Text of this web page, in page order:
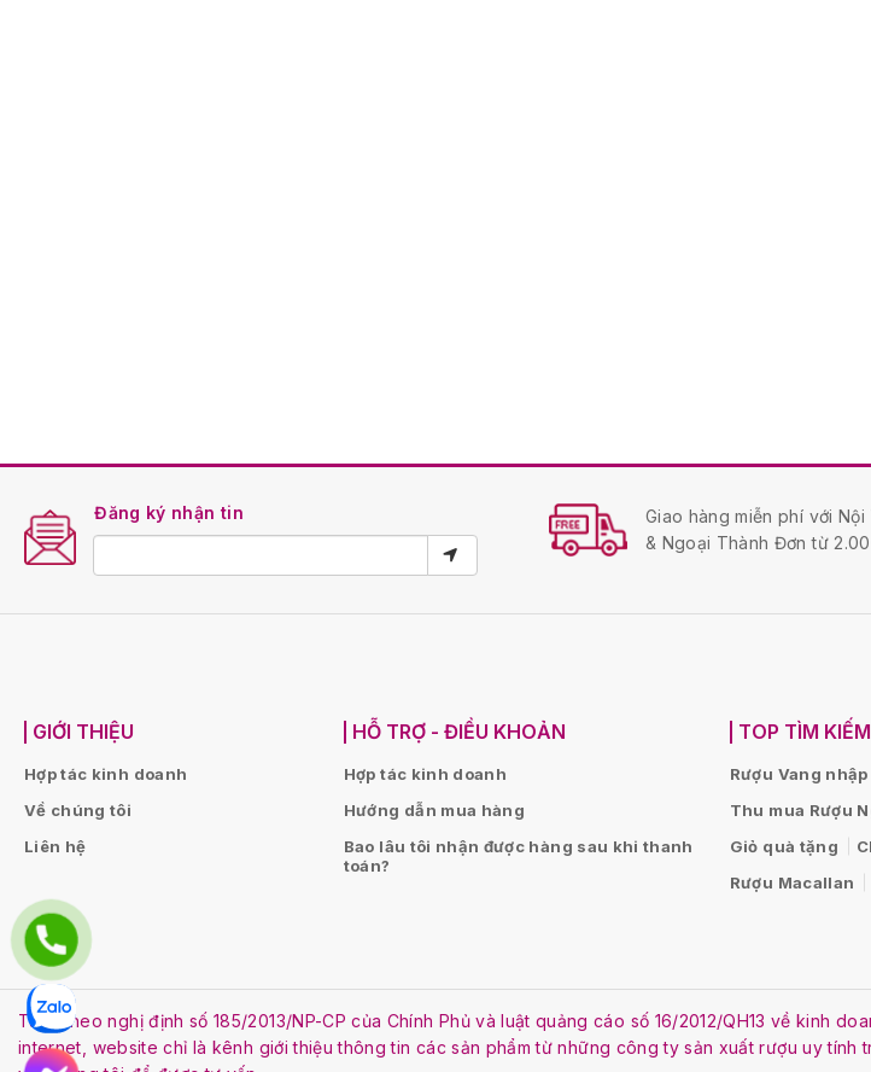
Đăng ký nhận tin
Giao hàng miễn phí với Nội
& Ngoại Thành Đơn từ
GIỚI THIỆU
Hợp tác kinh doanh
Về chúng tôi
Liên hệ
HỖ TRỢ - ĐIỀU KHOẢN
Hợp tác kinh doanh
Hướng dẫn mua hàng
Bao lâu tôi nhận được hàng sau khi thanh
toán?
TOP TÌM KIẾM
Rượu Vang
Thu mua Rượu
Giỏ quà tặng
Rượu Macallan
Tuân theo nghị định số 185/2013/NP-CP của Chính Phủ và luật quảng cáo số 16/2012/QH13 về kinh
internet, website chỉ là kênh giới thiệu thông tin các sản phẩm từ những công ty sản xuất rượu uy